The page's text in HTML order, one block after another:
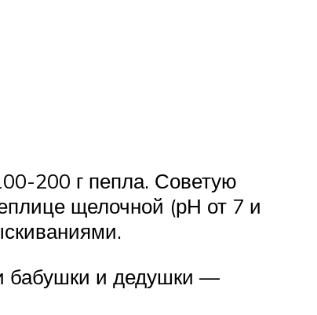
200 г пепла. Советую
щелочной (рН от 7 и
бабушки и дедушки —